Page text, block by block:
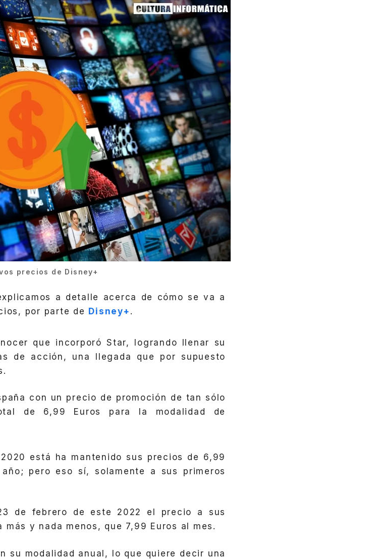
precios de Disney+
a detalle acerca de cómo se va a
por parte de
Disney+ .
que incorporó Star, logrando llenar su
de acción, una llegada que por supuesto
con un precio de promoción de tan sólo
de 6,99 Euros para la modalidad de
está ha mantenido sus precios de 6,99
pero eso sí, solamente a sus primeros
de febrero de este 2022 el precio a sus
y nada menos, que 7,99 Euros al mes.
su modalidad anual, lo que quiere decir una